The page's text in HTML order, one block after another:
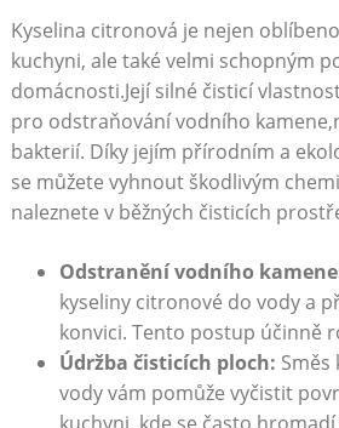
Kyselina citronová ‌je nejen
kuchyni, ale​ také velmi schopným
domácnosti.Její⁣ silné‍ čisticí
pro⁤ odstraňování vodního
bakterií. Díky jejím přírodním a
se můžete ‍vyhnout škodlivým‌
naleznete v běžných čisticích
Odstranění vodního
kyseliny citronové ⁤do vody a
konvici. Tento postup účinně
Údržba čisticích ploch: Směs
⁢vody vám pomůže vyčistit